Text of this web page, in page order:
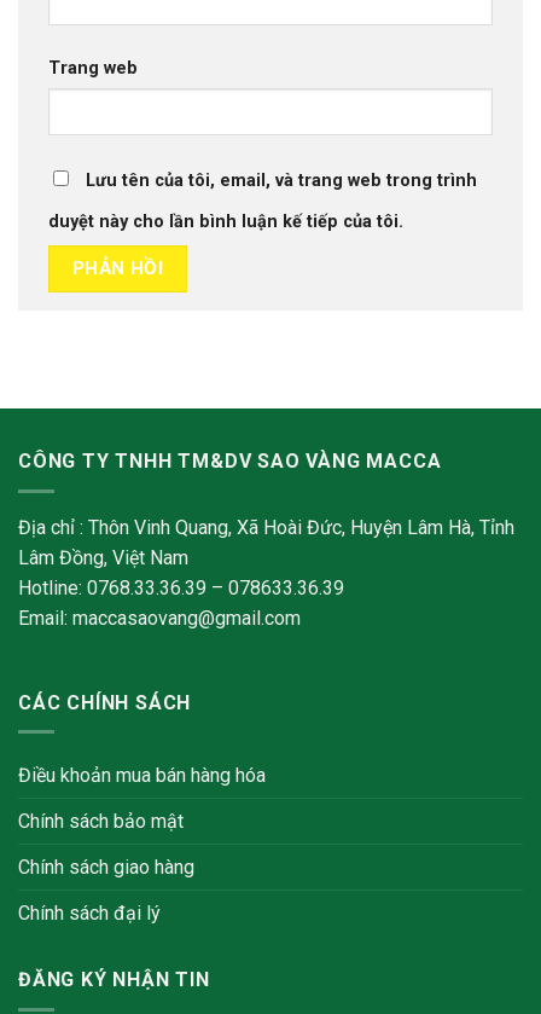
Trang web
Lưu tên của tôi, email, và trang web trong trình
duyệt này cho lần bình luận kế tiếp của tôi.
CÔNG TY TNHH TM&DV SAO VÀNG MACCA
Địa chỉ : Thôn Vinh Quang, Xã Hoài Đức, Huyện Lâm Hà, Tỉnh
Lâm Đồng, Việt Nam
Hotline: 0768.33.36.39 – 078633.36.39
Email: maccasaovang@gmail.com
CÁC CHÍNH SÁCH
Điều khoản mua bán hàng hóa
Chính sách bảo mật
Chính sách giao hàng
Chính sách đại lý
ĐĂNG KÝ NHẬN TIN